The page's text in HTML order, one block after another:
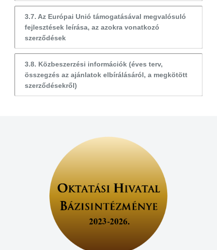
3.7. Az Európai Unió támogatásával megvalósuló
fejlesztések leírása, az azokra vonatkozó
szerződések
3.8. Közbeszerzési információk (éves terv,
összegzés az ajánlatok elbírálásáról, a megkötött
szerződésekről)